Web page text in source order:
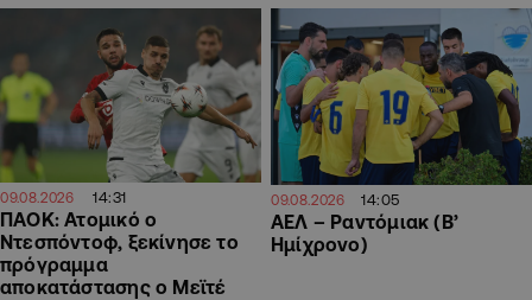
09.08.2026 14:31
ΠΑΟΚ: Ατομικό ο
Ντεσπόντοφ, ξεκίνησε το
πρόγραμμα
αποκατάστασης ο Μεϊτέ
09.08.2026 14:05
ΑΕΛ – Ραντόμιακ (Β’
Ημίχρονο)